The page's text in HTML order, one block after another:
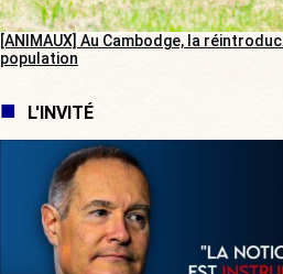
[ANIMAUX] Au Cambodge, la
population
L'INVITÉ